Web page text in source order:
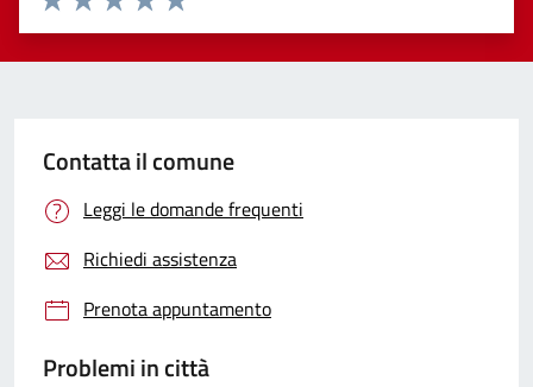
Valuta 5 stelle su 5
Valuta 4 stelle su 5
Valuta 3 stelle su 5
Valuta 2 stelle su 5
Valuta 1 stelle su 5
Contatta il comune
Leggi le domande frequenti
Richiedi assistenza
Prenota appuntamento
Problemi in città